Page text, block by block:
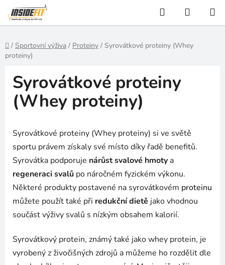
Přejít
na
obsah
Hledat
KOŠÍK
Domů
/ Sportovní výživa / Proteiny / Syrovátkové proteiny (Whey
proteiny)
Syrovátkové proteiny
(Whey proteiny)
Syrovátkové proteiny (Whey proteiny) si ve světě
sportu právem získaly své místo díky řadě benefitů.
Syrovátka podporuje nárůst svalové hmoty a
regeneraci svalů po náročném fyzickém výkonu.
Některé produkty postavené na syrovátkovém proteinu
můžete použít také při redukční dietě jako vhodnou
součást výživy svalů s nízkým obsahem kalorií.
Syrovátkový protein, známý také jako whey protein, je
vyrobený z živočišných zdrojů a můžeme ho rozdělit dle